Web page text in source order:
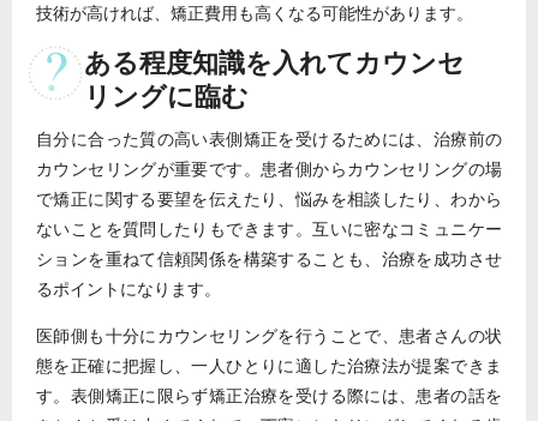
技術が高ければ、矯正費用も高くなる可能性があります。
ある程度知識を入れてカウンセ
リングに臨む
自分に合った質の高い表側矯正を受けるためには、治療前の
カウンセリングが重要です。患者側からカウンセリングの場
で矯正に関する要望を伝えたり、悩みを相談したり、わから
ないことを質問したりもできます。互いに密なコミュニケー
ションを重ねて信頼関係を構築することも、治療を成功させ
るポイントになります。
医師側も十分にカウンセリングを行うことで、患者さんの状
態を正確に把握し、一人ひとりに適した治療法が提案できま
す。表側矯正に限らず矯正治療を受ける際には、患者の話を